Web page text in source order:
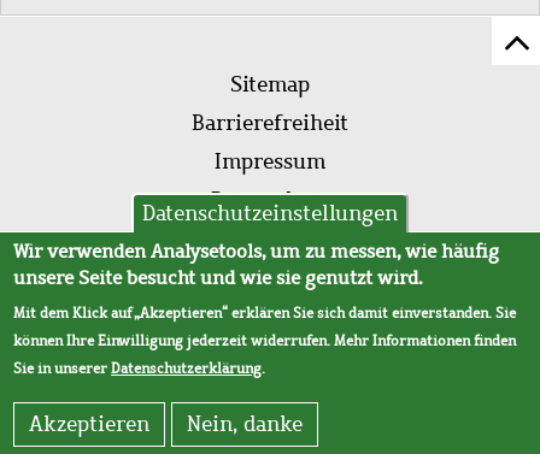
Fußleistenmenü
Sitemap
Barrierefreiheit
Impressum
Datenschutz
AVB
Datenschutzeinstellungen
Wir verwenden Analysetools, um zu messen, wie häufig
unsere Seite besucht und wie sie genutzt wird.
Mit dem Klick auf „Akzeptieren“ erklären Sie sich damit einverstanden. Sie
können Ihre Einwilligung jederzeit widerrufen. Mehr Informationen finden
Sie in unsererDatenschutzerklärung.
Akzeptieren Nein, danke